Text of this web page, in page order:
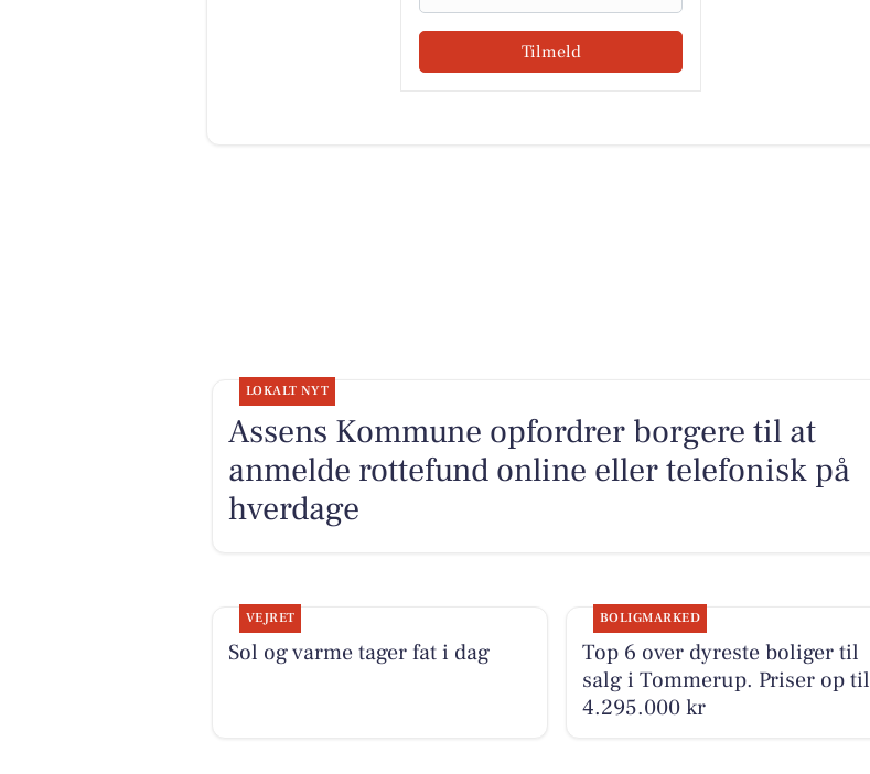
Tilmeld
LOKALT NYT
Assens Kommune opfordrer borgere til at
anmelde rottefund online eller telefonisk på
hverdage
VEJRET
Sol og varme tager fat i dag
BOLIGMARKED
Top 6 over dyreste boliger til
salg i Tommerup. Priser op til
4.295.000 kr